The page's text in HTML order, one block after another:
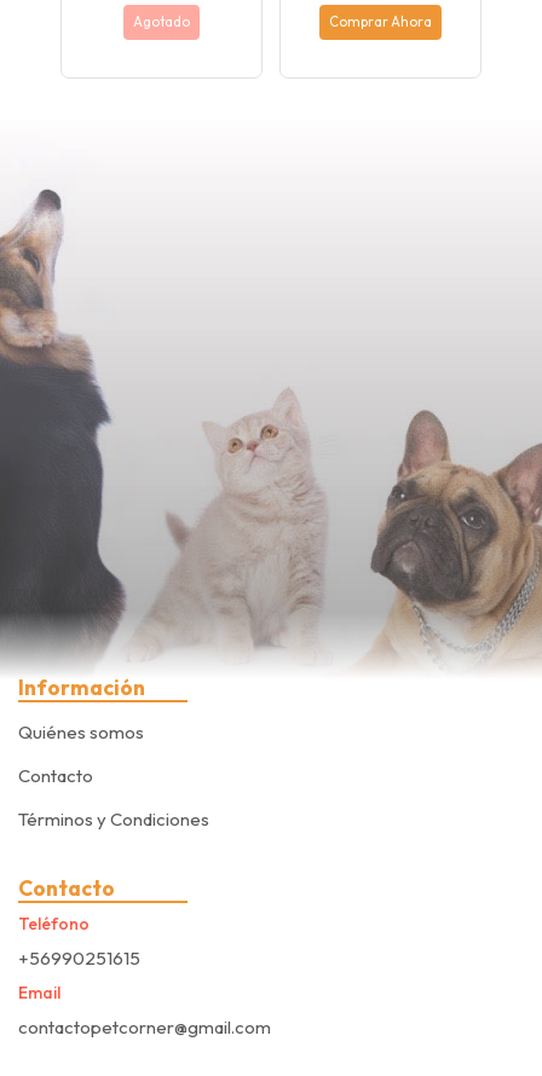
Agotado Comprar Ahora
Información
Quiénes somos
Contacto
Términos y Condiciones
Contacto
Teléfono
+56990251615
Email
contactopetcorner@gmail.com